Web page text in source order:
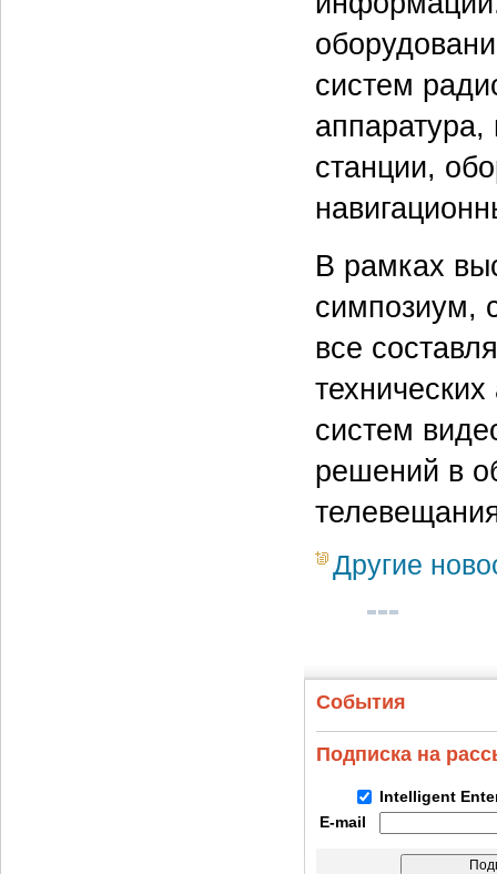
систем
станции,
В рамках
симпозиум,
все
систем
решений в
Другие
События
Подписка на
Intelligent
E-mail